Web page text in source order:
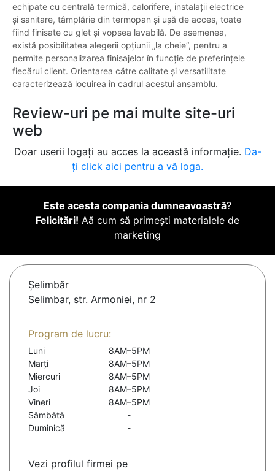
echipate cu centrală termică, calorifere, instalații electrice
și sanitare, tâmplărie din termopan și ușă de acces, toate
fiind finisate cu glet și vopsea lavabilă. De asemenea,
există posibilitatea alegerii opțiunii „la cheie”, pentru a
permite personalizarea finisajelor în funcție de preferințele
fiecărui client. Orientarea către calitate și versatilitate
caracterizează locuirea în cadrul acestui ansamblu.
Review-uri pe mai multe site-uri
web
Doar userii logați au acces la această informație. Da-
ți click aici pentru a vă loga.
Este acesta compania dumneavoastră?
Felicitări! Aă cum să primești materialele de
marketing
Şelimbăr
Selimbar, str. Armoniei, nr 2
Program de lucru:
Luni
8AM–5PM
Marți
8AM–5PM
Miercuri
8AM–5PM
Joi
8AM–5PM
Vineri
8AM–5PM
Sâmbătă
-
Duminică
-
Vezi profilul firmei pe